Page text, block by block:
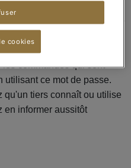
présent site. Ce mot de
et ne doit pas être divulgué
de l'utilisation de
les commandes qui sont
utilisant ce mot de passe.
qu'un tiers connaît ou utilise
en informer aussitôt
cookies